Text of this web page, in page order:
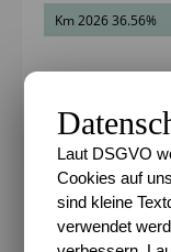
Km 2026 36.56%
Laut DSGVO
Cookies auf
sind kleine
verwendet